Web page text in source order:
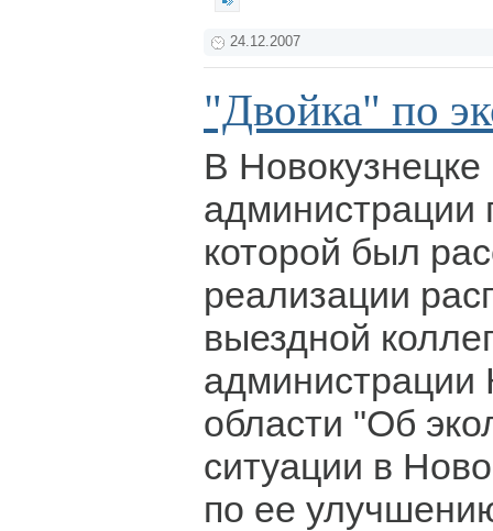
24.12.2007
"Двойка" по
В
администрации
которой был
реализации
выездной
администрации
области "Об
ситуации в
по ее